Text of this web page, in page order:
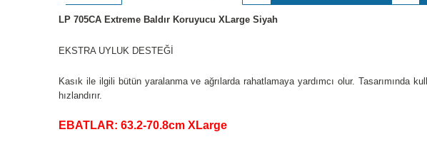
LP 705CA Extreme Baldır Koruyucu XLarge Siyah
EKSTRA UYLUK DESTEĞİ
Kasık ile ilgili bütün yaralanma ve ağrılarda rahatlamaya yardımcı olur.
hızlandırır.
EBATLAR: 63.2-70.8cm XLarge